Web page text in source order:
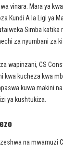
vinara. Mara ya
Kundi A la Ligi ya
Simba katika
za nyumbani za
wapinzani, CS
kwa kucheza kwa
kuwa makini
ya kushtukiza.
na mwamuzi